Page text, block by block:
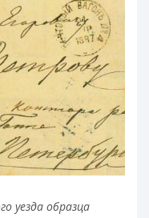
уезда образца